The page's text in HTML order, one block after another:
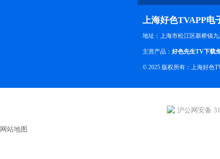
上海好色TVAPP电
地址：上海市松江区新桥镇
主营产品： 好色先生TV下载
© 2025 版权所有：上海好色
沪公网安备
网站地图